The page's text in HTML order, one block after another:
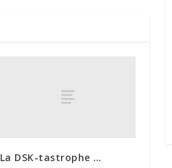
La DSK-tastrophe …